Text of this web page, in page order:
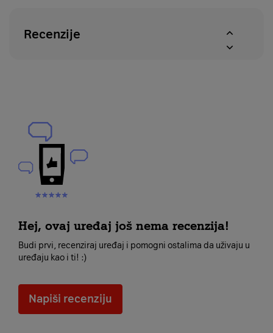
Recenzije
Hej, ovaj uređaj još nema recenzija!
Budi prvi, recenziraj uređaj i pomogni ostalima da uživaju u
uređaju kao i ti! :)
Napiši recenziju